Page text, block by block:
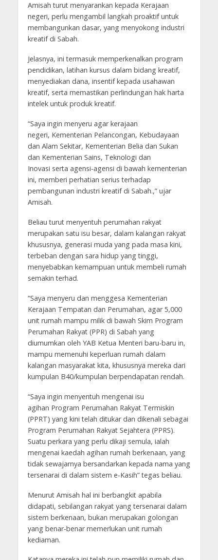
Amisah turut menyarankan kepada Kerajaan
negeri, perlu mengambil langkah proaktif untuk
membangunkan dasar, yang menyokong industri
kreatif di Sabah.
Jelasnya, ini termasuk memperkenalkan program
pendidikan, latihan kursus dalam bidang kreatif,
menyediakan dana, insentif kepada usahawan
kreatif, serta memastikan perlindungan hak harta
intelek untuk produk kreatif.
“Saya ingin menyeru agar kerajaan
negeri, Kementerian Pelancongan, Kebudayaan
dan Alam Sekitar, Kementerian Belia dan Sukan
dan Kementerian Sains, Teknologi dan
Inovasi serta agensi-agensi di bawah kementerian
ini, memberi perhatian serius terhadap
pembangunan industri kreatif di Sabah.,” ujar
Amisah.
Beliau turut menyentuh perumahan rakyat
merupakan satu isu besar, dalam kalangan rakyat
khususnya, generasi muda yang pada masa kini,
terbeban dengan sara hidup yang tinggi,
menyebabkan kemampuan untuk membeli rumah
semakin terhad.
“Saya menyeru dan menggesa Kementerian
Kerajaan Tempatan dan Perumahan, agar 5,000
unit rumah mampu milik di bawah Skim Program
Perumahan Rakyat (PPR) di Sabah yang
diumumkan oleh YAB Ketua Menteri baru-baru in,
mampu memenuhi keperluan rumah dalam
kalangan masyarakat kita, khususnya mereka dari
kumpulan B40/kumpulan berpendapatan rendah.
“Saya ingin menyentuh mengenai isu
agihan Program Perumahan Rakyat Termiskin
(PPRT) yang kini telah ditukar dan dikenali sebagai
Program Perumahan Rakyat Sejahtera (PPRS).
Suatu perkara yang perlu dikaji semula, ialah
mengenai kaedah agihan rumah berkenaan, yang
tidak sewajarnya bersandarkan kepada nama yang
tersenarai di dalam sistem e-Kasih” tegas beliau.
Menurut Amisah hal ini berbangkit apabila
didapati, sebilangan rakyat yang tersenarai dalam
sistem berkenaan, bukan merupakan golongan
yang benar-benar memerlukan unit rumah
kediaman.